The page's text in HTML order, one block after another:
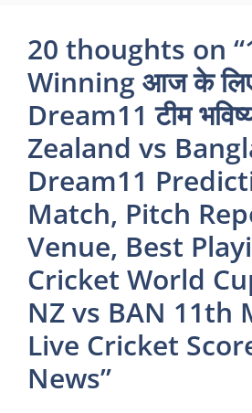
20 thoughts on
Winning आज के
Dream11 टीम
Zealand vs
Dream11
Match, Pitch
Venue, Best
Cricket World
NZ vs BAN 11th
Live Cricket
News”